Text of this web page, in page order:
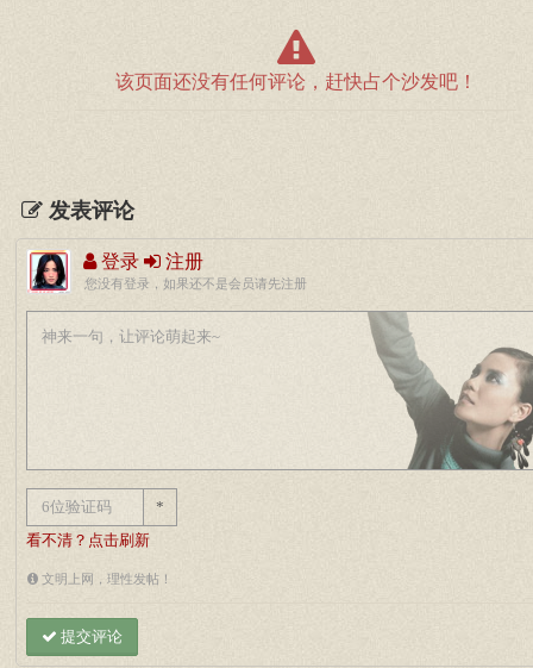
该页面还没有任何评论，赶快占个沙发吧！
发表评论
登录 注册
您没有登录，如果还不是会员请先注册
*
看不清？点击刷新
文明上网，理性发帖！
提交评论